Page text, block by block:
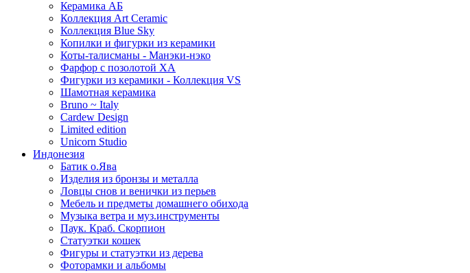
Керамика АБ
Коллекция Art Ceramic
Коллекция Blue Sky
Копилки и фигурки из керамики
Коты-талисманы - Манэки-нэко
Фарфор с позолотой XA
Фигурки из керамики - Коллекция VS
Шамотная керамика
Bruno ~ Italy
Cardew Design
Limited edition
Unicorn Studio
Индонезия
Батик о.Ява
Изделия из бронзы и металла
Ловцы снов и венички из перьев
Мебель и предметы домашнего обихода
Музыка ветра и муз.инструменты
Паук. Краб. Скорпион
Статуэтки кошек
Фигуры и статуэтки из дерева
Фоторамки и альбомы